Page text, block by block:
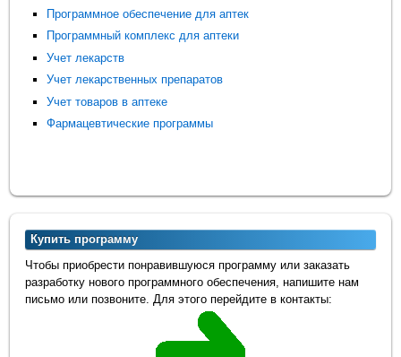
Программное обеспечение для аптек
Программный комплекс для аптеки
Учет лекарств
Учет лекарственных препаратов
Учет товаров в аптеке
Фармацевтические программы
Купить программу
Чтобы приобрести понравившуюся программу или заказать
разработку нового программного обеспечения, напишите нам
письмо или позвоните. Для этого перейдите в контакты: